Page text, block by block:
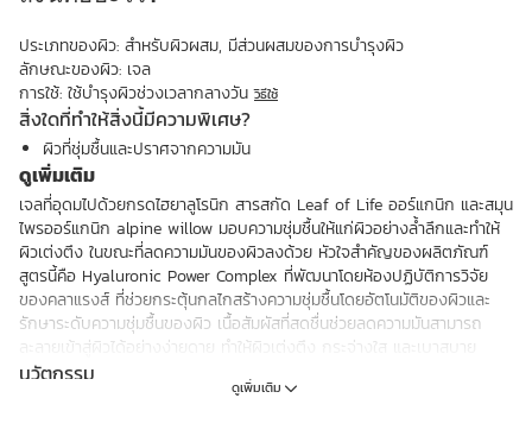
ดูเพิ่มเติม
ประเภทของผิว: สำหรับผิวผสม, มีส่วนผสมของการบำรุงผิว
ลักษณะของผิว: เจล
การใช้: ใช้บำรุงผิวช่วงเวลากลางวันวิธีใช้
สิ่งใดที่ทำให้สิ่งนี้มีความพิเศษ?
ผิวที่ชุ่มชื้นและปราศจากความมัน
ดูเพิ่มเติม
เจลที่อุดมไปด้วยกรดไฮยาลูโรนิก สารสกัด Leaf of Life ออร์แกนิก และสมุน
ไพรออร์แกนิก alpine willow มอบความชุ่มชื้นให้แก่ผิวอย่างล้ำลึกและทำให้
ผิวเต่งตึง ในขณะที่ลดความมันของผิวลงด้วย หัวใจสำคัญของผลิตภัณฑ์
สูตรนี้คือ Hyaluronic Power Complex ที่พัฒนาโดยห้องปฏิบัติการวิจัย
ของคลาแรงส์ ที่ช่วยกระตุ้นกลไกสร้างความชุ่มชื้นโดยอัตโนมัติของผิวและ
รักษาระดับความชุ่มชื้นของผิว เนื้อสัมผัสที่สดชื่นช่วยลดความมันสามารถ
ละลายเข้าสู่ผิวได้อย่างง่ายดาย ทำให้ผิวเต่งตึง กระจ่างใส และเบาสบาย
นวัตกรรม